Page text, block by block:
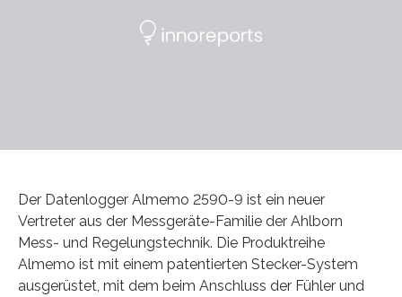
Der Datenlogger Almemo 2590-9 ist ein neuer
Vertreter aus der Messgeräte-Familie der Ahlborn
Mess- und Regelungstechnik. Die Produktreihe
Almemo ist mit einem patentierten Stecker-System
ausgerüstet, mit dem beim Anschluss der Fühler und